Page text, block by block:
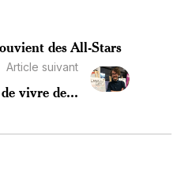
des All-Stars
Article suivant
vivre de...